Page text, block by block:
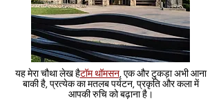
यह मेरा चौथा लेख हैटॉम थॉमसन, एक और टुकड़ा अभी आना
बाकी है, प्रत्येक का मतलब पर्यटन, प्रकृति और कला में
आपकी रुचि को बढ़ाना है।